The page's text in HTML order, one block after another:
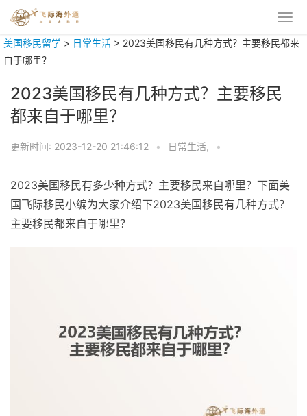
美国移民留学 > 日常生活 > 2023美国移民有几种方式？主要移民都来
自于哪里？
2023美国移民有几种方式？主要移民
都来自于哪里？
更新时间: 2023-12-20 21:46:12 • 日常生活, •
2023美国移民有多少种方式？主要移民来自哪里？下面美
国飞际移民小编为大家介绍下2023美国移民有几种方式？
主要移民都来自于哪里？